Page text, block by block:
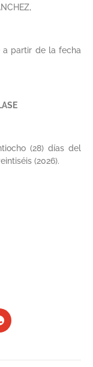
a partir de la fecha
(28) días del
(2026).